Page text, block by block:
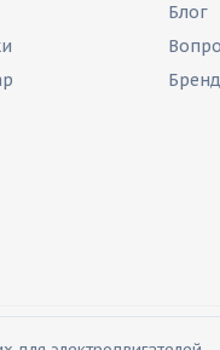
Блог